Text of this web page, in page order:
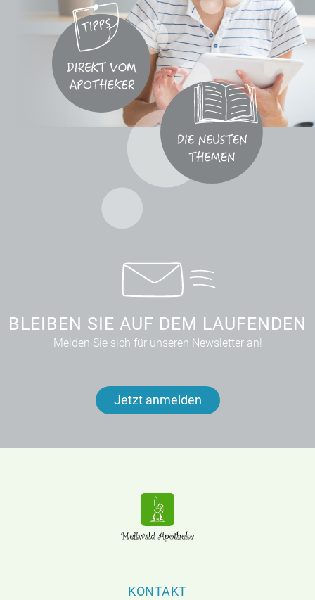
BLEIBEN SIE AUF DEM LAUFENDEN
Melden Sie sich für unseren Newsletter an!
Jetzt anmelden
KONTAKT